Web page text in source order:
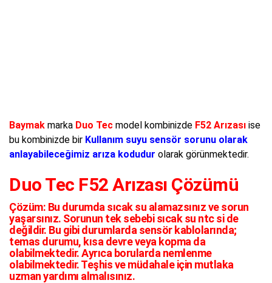
Baymak marka Duo Tec model kombinizde F52 Arızası ise
bu kombinizde bir Kullanım suyu sensör sorunu olarak
anlayabileceğimiz arıza kodudur olarak görünmektedir.
Duo Tec F52 Arızası Çözümü
Çözüm: Bu durumda sıcak su alamazsınız ve sorun
yaşarsınız. Sorunun tek sebebi sıcak su ntc si de
değildir. Bu gibi durumlarda sensör kablolarında;
temas durumu, kısa devre veya kopma da
olabilmektedir. Ayrıca borularda nemlenme
olabilmektedir. Teşhis ve müdahale için mutlaka
uzman yardımı almalısınız.